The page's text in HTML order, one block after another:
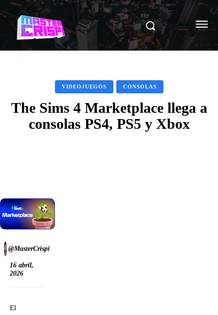
VIDEOJUEGOS CONSOLAS
The Sims 4 Marketplace llega a
consolas PS4, PS5 y Xbox
@MasterCrispi
16 abril,
2026
El